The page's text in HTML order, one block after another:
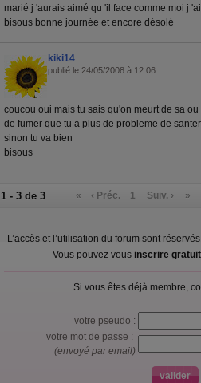
marié j 'aurais aimé qu 'il face comme moi j
bisous bonne journée et encore désolé
kiki14
publié le 24/05/2008 à 12:06
coucou oui mais tu sais qu'on meurt de sa
de fumer que tu a plus de probleme de
sinon tu va bien
bisous
1 - 3 de 3 « ‹ Préc. 1 Suiv. › »
L’accès et l’utilisation du forum sont
Vous pouvez vous inscrire
Si vous êtes déjà membre,
votre pseudo :
votre mot de passe :
(envoyé par email)